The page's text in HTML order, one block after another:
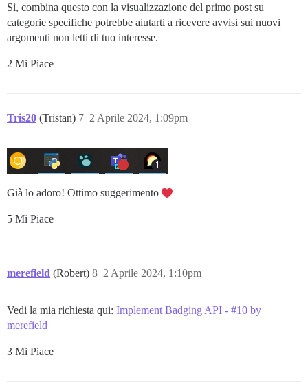
Sì, combina questo con la visualizzazione del primo post su
categorie specifiche potrebbe aiutarti a ricevere avvisi sui nuovi
argomenti non letti di tuo interesse.
2 Mi Piace
Tris20 (Tristan) 2 Aprile 2024, 1:09pm
7
Già lo adoro! Ottimo suggerimento
5 Mi Piace
merefield (Robert) 2 Aprile 2024, 1:10pm
8
Vedi la mia richiesta qui: Implement Badging API - #10 by
merefield
3 Mi Piace